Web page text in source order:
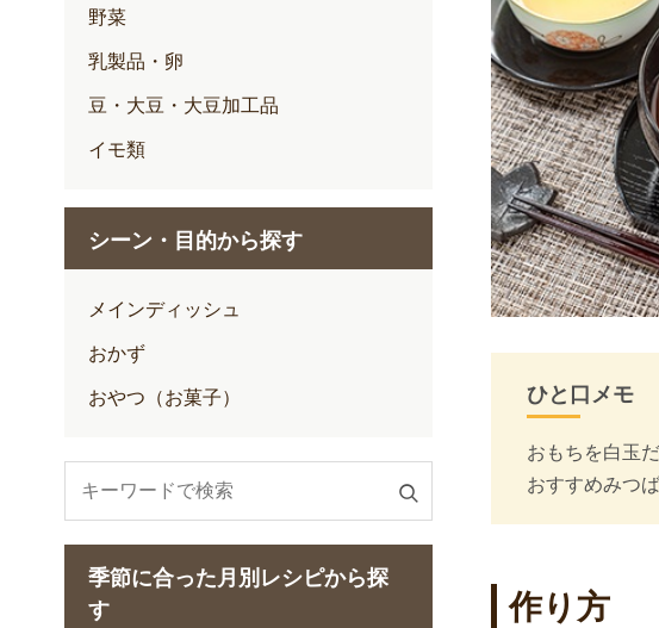
ひと口メモ
おもちを白玉
おすすめみつ
作り方
野菜
乳製品・卵
豆・大豆・大豆加工品
イモ類
シーン・目的から探す
メインディッシュ
おかず
おやつ（お菓子）
索
季節に合った月別レシピから探
す